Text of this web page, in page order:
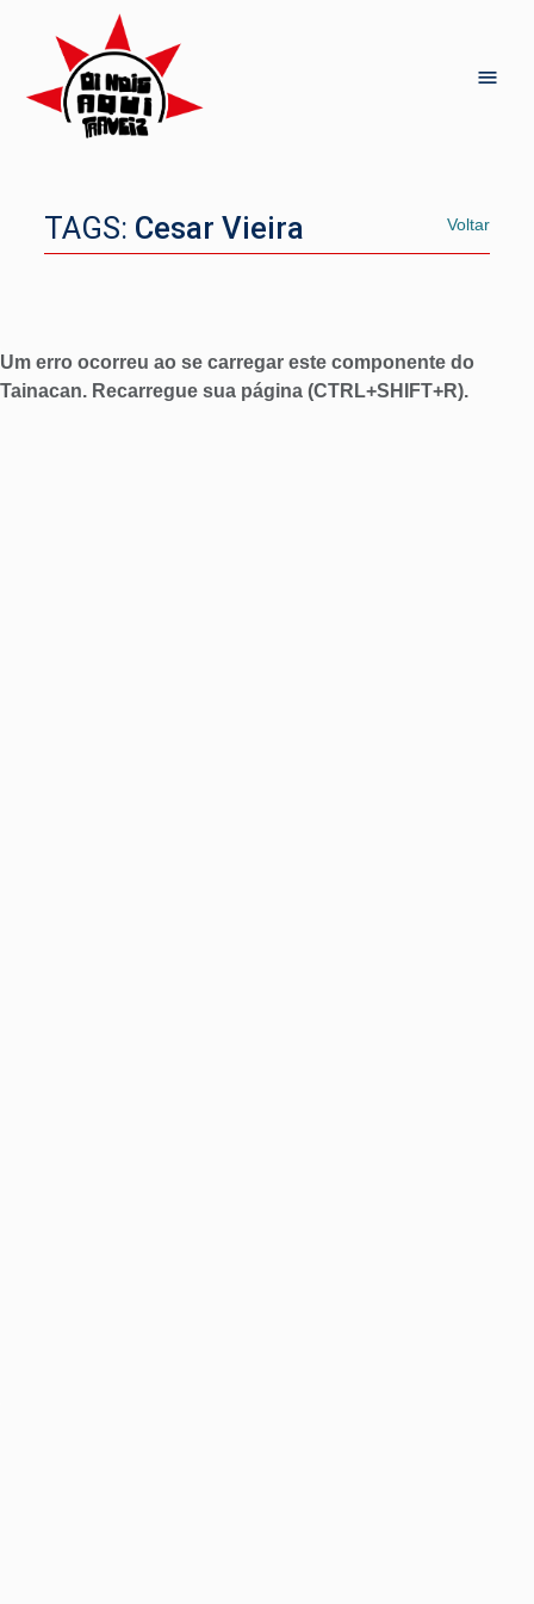
TAGS: Cesar Vieira Voltar
Um erro ocorreu ao se carregar este componente do
Tainacan. Recarregue sua página (CTRL+SHIFT+R).